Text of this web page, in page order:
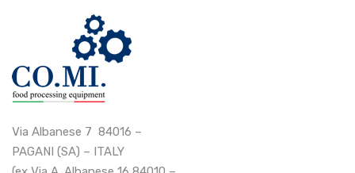
Via Albanese 7 84016 –
PAGANI (SA) – ITALY